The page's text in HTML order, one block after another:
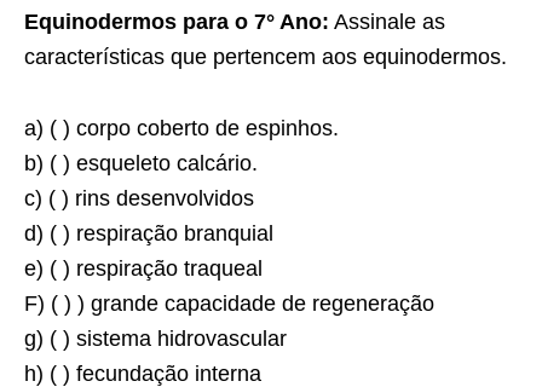
Equinodermos para o 7° Ano: Assinale as
características que pertencem aos equinodermos.
a) ( ) corpo coberto de espinhos.
b) ( ) esqueleto calcário.
c) ( ) rins desenvolvidos
d) ( ) respiração branquial
e) ( ) respiração traqueal
F) ( ) ) grande capacidade de regeneração
g) ( ) sistema hidrovascular
h) ( ) fecundação interna